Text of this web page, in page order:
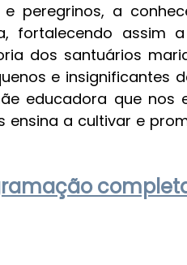
e peregrinos, a
fortalecendo assim
dos santuários
e insignificantes
educadora que
ensina a cultivar e